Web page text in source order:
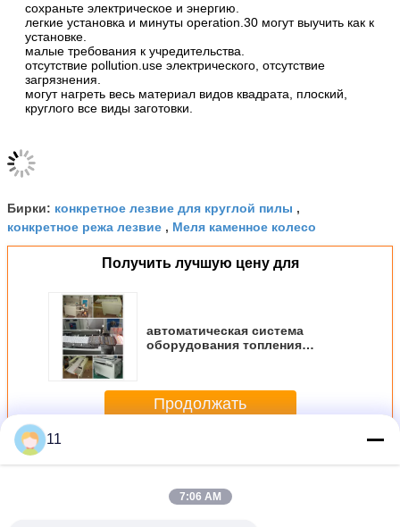
сохраньте электрическое и энергию.
легкие установка и минуты operation.30 могут выучить как к
установке.
малые требования к учредительства.
отсутствие pollution.use электрического, отсутствие
загрязнения.
могут нагреть весь материал видов квадрата, плоский,
круглого все виды заготовки.
Бирки: конкретное лезвие для круглой пилы ,
конкретное режа лезвие , Меля каменное колесо
Получить лучшую цену для
автоматическая система
оборудования топления
Продолжать
Больше
11
7:06 AM